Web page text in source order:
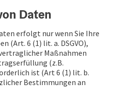
Daten
erfolgt nur wenn Sie Ihre
(Art. 6 (1) lit. a. DSGVO),
Maßnahmen
(z.B.
ist (Art 6 (1) lit. b.
Bestimmungen an